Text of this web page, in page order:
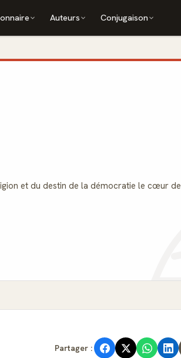
Auteurs Conjugaison
et du destin de la démocratie le cœur
Partager :